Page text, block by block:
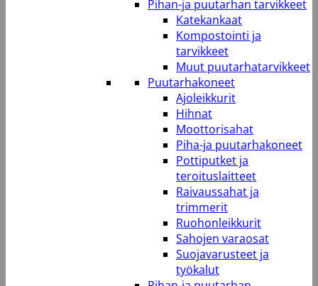
Pihan-ja puutarhan tarvikkeet
Katekankaat
Kompostointi ja
tarvikkeet
Muut puutarhatarvikkeet
Puutarhakoneet
Ajoleikkurit
Hihnat
Moottorisahat
Piha-ja puutarhakoneet
Pottiputket ja
teroituslaitteet
Raivaussahat ja
trimmerit
Ruohonleikkurit
Sahojen varaosat
Suojavarusteet ja
työkalut